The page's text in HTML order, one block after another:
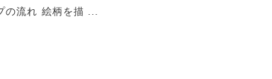
の流れ 絵柄を描 ...